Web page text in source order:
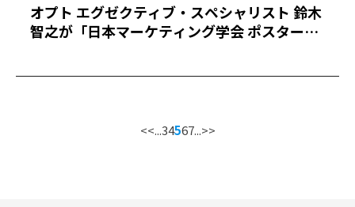
オプト エグゼクティブ・スペシャリスト 鈴木
智之が「日本マーケティング学会 ポスターセ
<<...34567...>>